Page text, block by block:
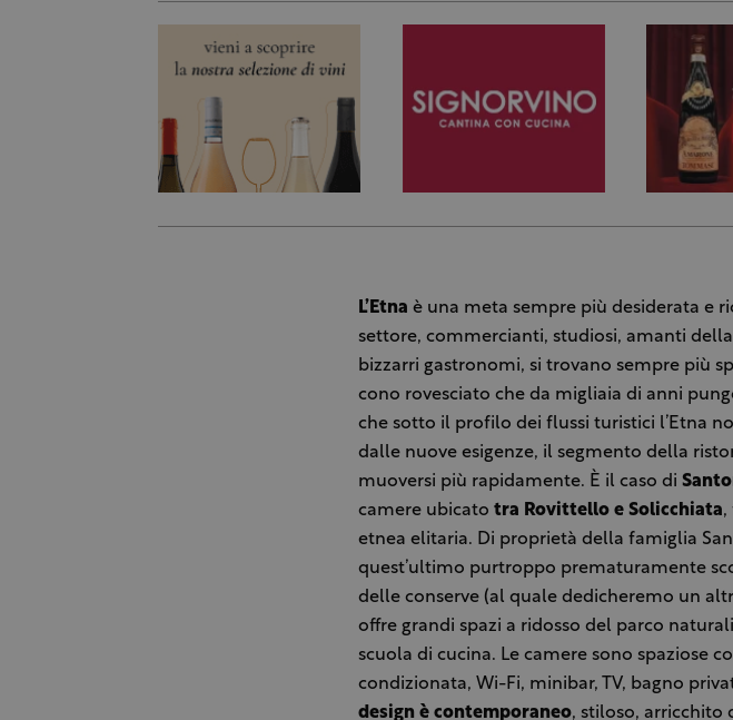
L’Etna è una meta sempre più desiderata e
settore, commercianti, studiosi, amanti
bizzarri gastronomi, si trovano sempre più
cono rovesciato che da migliaia di anni
che sotto il profilo dei flussi turistici l’Etna
dalle nuove esigenze, il segmento della
muoversi più rapidamente. È il caso di
camere ubicato tra Rovittello e Solicchiata,
etnea elitaria. Di proprietà della famiglia
quest’ultimo purtroppo prematuramente
delle conserve (al quale dedicheremo un
offre grandi spazi a ridosso del parco
scuola di cucina. Le camere sono spaziose
condizionata, Wi-Fi, minibar, TV, bagno
design è contemporaneo, stiloso, arricchito